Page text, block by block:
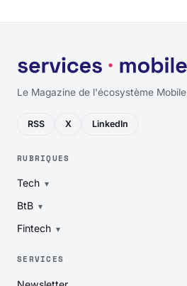
Le Magazine de l'écosystème Mobile
RSS X LinkedIn
RUBRIQUES
Tech
BtB
Fintech
SERVICES